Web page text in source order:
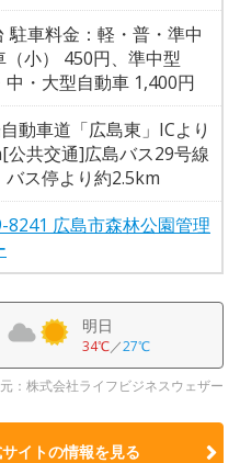
駐車料金：軽・普・準中
（小） 450円、準中型
中・大型自動車 1,400円
動車道「広島東」ICより
公共交通]広島バス29号線
バス停より約2.5km
8241 広島市森林公園管理
明日
34℃／27℃
：株式会社ライフビジネスウェザー
イトの情報を見る